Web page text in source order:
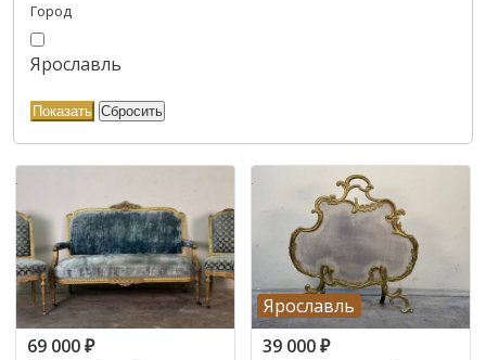
Город
Ярославль
69 000₽
Ярославль
39 000₽